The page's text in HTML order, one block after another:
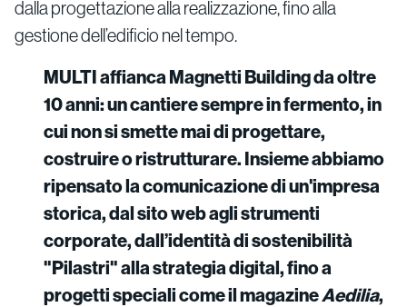
dalla progettazione alla realizzazione, fino alla
gestione dell’edificio nel tempo.
MULTI affianca Magnetti Building da oltre
10 anni: un cantiere sempre in fermento, in
cui non si smette mai di progettare,
costruire o ristrutturare. Insieme abbiamo
ripensato la comunicazione di un'impresa
storica, dal sito web agli strumenti
corporate, dall’identità di sostenibilità
"Pilastri" alla strategia digital, fino a
progetti speciali come il magazineAedilia,